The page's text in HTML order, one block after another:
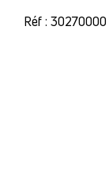
Réf : 30270000